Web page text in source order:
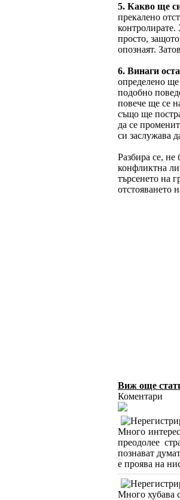
5. Какво ще
прекалено
просто,
опознаят.
6. Винаги
определено ще
подобно
повече ще се
също ще
да се
си заслужава
Разбира се, не
конфликтна
търсенето на
отстояването
Виж още
Коментари
Много
преодолее
познават
е проява на
Много хубава